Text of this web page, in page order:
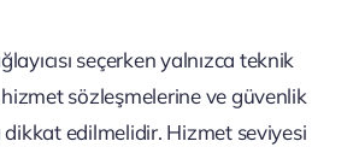
seçerken yalnızca teknik
sözleşmelerine ve güvenlik
dikkat edilmelidir. Hizmet seviyesi